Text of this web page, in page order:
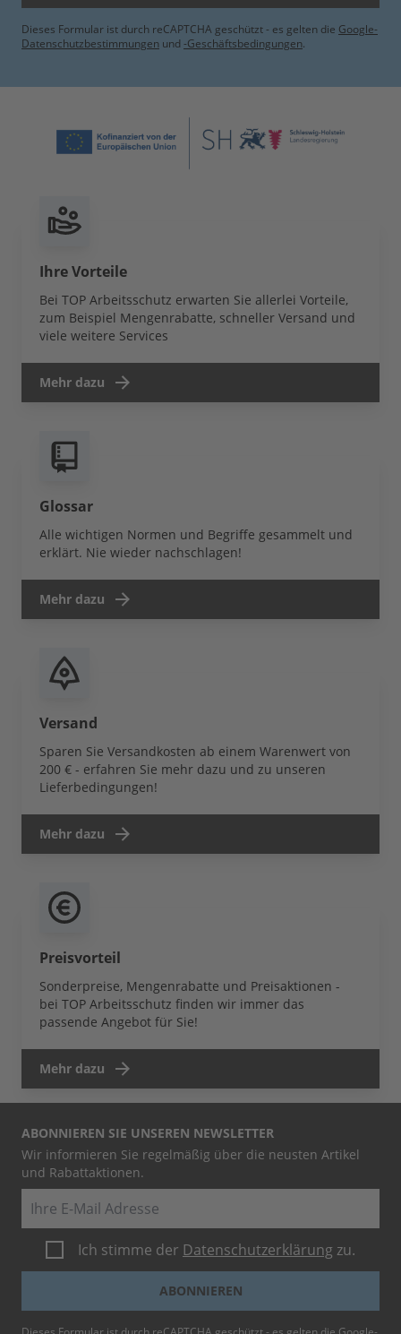
Dieses Formular ist durch reCAPTCHA geschützt - es gelten die Google-
Datenschutzbestimmungen und -Geschäftsbedingungen.
Ihre Vorteile
Bei TOP Arbeitsschutz erwarten Sie allerlei Vorteile,
zum Beispiel Mengenrabatte, schneller Versand und
viele weitere Services
Mehr dazu
Glossar
Alle wichtigen Normen und Begriffe gesammelt und
erklärt. Nie wieder nachschlagen!
Mehr dazu
Versand
Sparen Sie Versandkosten ab einem Warenwert von
200 € - erfahren Sie mehr dazu und zu unseren
Lieferbedingungen!
Mehr dazu
Preisvorteil
Sonderpreise, Mengenrabatte und Preisaktionen -
bei TOP Arbeitsschutz finden wir immer das
passende Angebot für Sie!
Mehr dazu
ABONNIEREN SIE UNSEREN NEWSLETTER
Wir informieren Sie regelmäßig über die neusten Artikel
und Rabattaktionen.
Ich stimme der Datenschutzerklärung zu.
ABONNIEREN